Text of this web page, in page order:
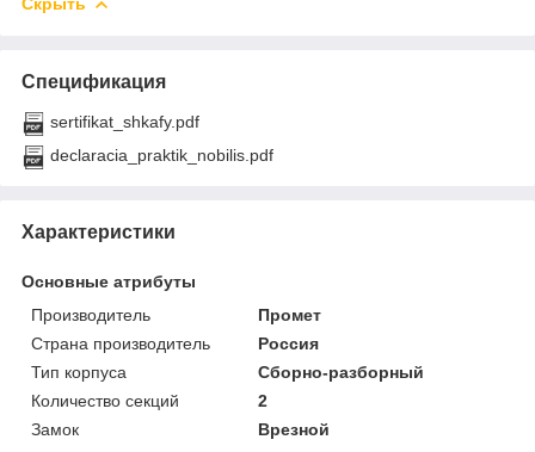
Спецификация
sertifikat_shkafy.pdf
declaracia_praktik_nobilis.pdf
Характеристики
Основные атрибуты
Производитель
Промет
Страна производитель
Россия
Тип корпуса
Сборно-разборный
Количество секций
2
Замок
Врезной